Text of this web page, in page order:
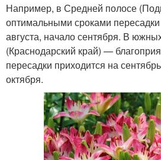
Например, в Средней полосе
оптимальными сроками
августа, начало сентября. В
(Краснодарский край) —
пересадки приходится на
октября.